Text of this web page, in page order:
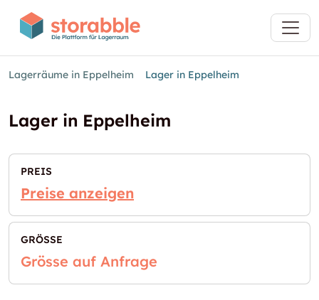
Lagerräume in Eppelheim Lager in Eppelheim
Lager in Eppelheim
PREIS
Preise anzeigen
GRÖSSE
Grösse auf Anfrage